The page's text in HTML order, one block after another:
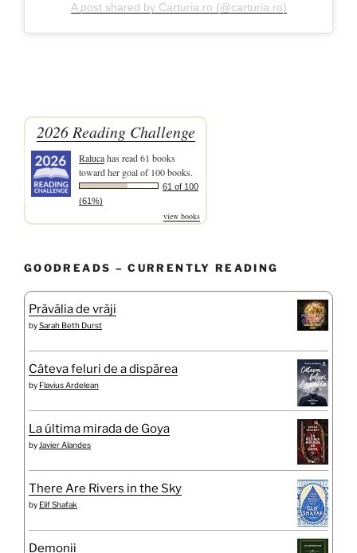
A post shared by Carturia.ro (@carturia.ro)
2026 Reading Challenge
Ralucahas read 61 books
toward her goal of 100 books.
61 of 100
(61%)
view books
GOODREADS – CURRENTLY READING
Prăvălia de vrăji
bySarah Beth Durst
Câteva feluri de a dispărea
by Flavius Ardelean
La última mirada de Goya
by Javier Alandes
There Are Rivers in the Sky
by Elif Shafak
Demonii